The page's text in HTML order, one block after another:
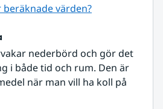
värden?
nederbörd och gör det
i både tid och rum. Den är
när man vill ha koll på